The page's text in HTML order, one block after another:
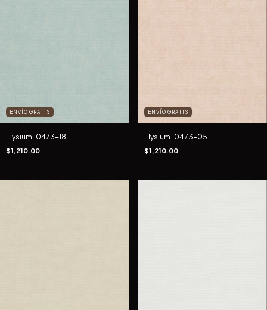
ENVÍO GRATIS
Elysium 10473-18
$1,210.00
ENVÍO GRATIS
Elysium 10473-05
$1,210.00